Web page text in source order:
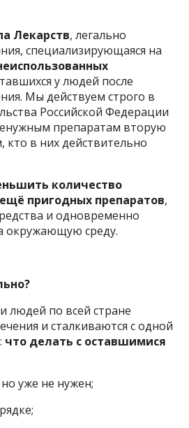
Лекарств, легально
специализирующаяся на
у людей после
Мы действуем строго в
Российской Федерации
препаратам вторую
кто в них действительно
количество
пригодных препаратов,
и одновременно
окружающую среду.
людей по всей стране
и сталкиваются с одной
что делать с оставшимися
уже не нужен;